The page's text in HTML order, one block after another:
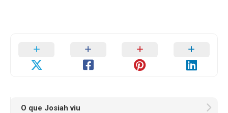
O que Josiah viu